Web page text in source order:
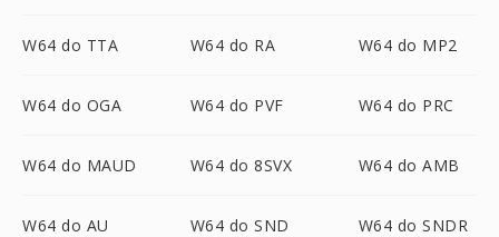
W64 do TTA W64 do RA W64 do MP2
W64 do OGA W64 do PVF W64 do PRC
W64 do MAUD W64 do 8SVX W64 do AMB
W64 do AU W64 do SND W64 do SNDR